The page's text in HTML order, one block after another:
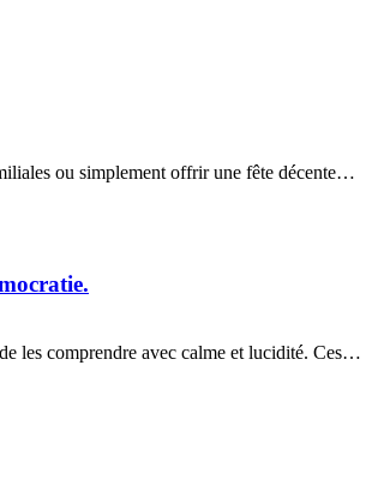
ou simplement offrir une fête décente…
les comprendre avec calme et lucidité. Ces…